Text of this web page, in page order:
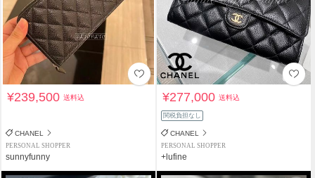
¥239,500送料込
CHANEL
PERSONAL SHOPPER
sunnyfunny
¥277,000送料込
関税負担なし
CHANEL
PERSONAL SHOPPER
+lufine